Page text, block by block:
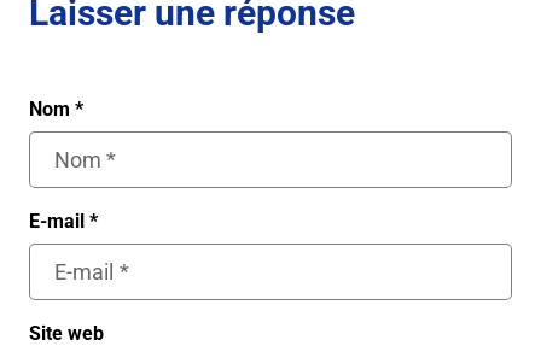
Laisser une réponse
Nom *
E-mail *
Site web